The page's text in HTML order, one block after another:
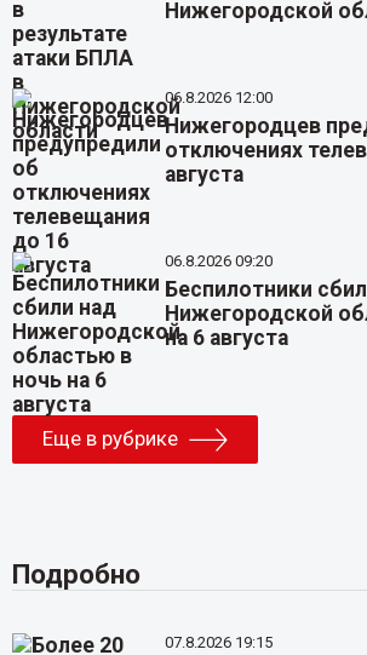
Нижегородской
06.8.2026 12:00
Нижегородцев
отключениях
августа
06.8.2026 09:20
Беспилотники
Нижегородской
на 6 августа
Еще в рубрике
Подробно
07.8.2026 19:15